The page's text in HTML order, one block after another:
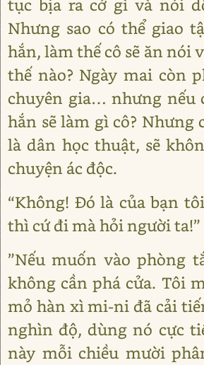
tục bịa ra cớ gì và nói
Nhưng sao có thể giao
hắn, làm thế cô sẽ ăn nói
thế nào? Ngày mai còn
chuyên gia… nhưng nếu
hắn sẽ làm gì cô? Nhưng
là dân học thuật, sẽ
chuyện ác độc.
“Không! Đó là của bạn
thì cứ đi mà hỏi người ta!”
”Nếu muốn vào phòng
không cần phá cửa. Tôi
mỏ hàn xì mi-ni đã cải
nghìn độ, dùng nó cực
này mỗi chiều mười